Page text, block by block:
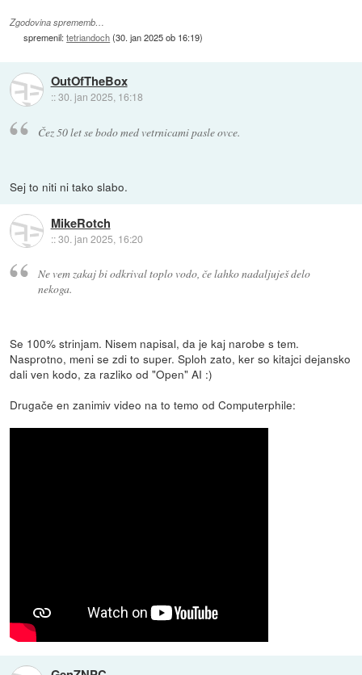
Zgodovina sprememb…
spremenil:tetriandoch(30. jan 2025 ob 16:19)
OutOfTheBox
::30. jan 2025, 16:18
Čez 50 let se bodo med vetrnicami pasle ovce.
Sej to niti ni tako slabo.
MikeRotch
::30. jan 2025, 16:20
Ne vem zakaj bi odkrival toplo vodo, če lahko nadaljuješ delo
nekoga.
Se 100% strinjam. Nisem napisal, da je kaj narobe s tem.
Nasprotno, meni se zdi to super. Sploh zato, ker so kitajci dejansko
dali ven kodo, za razliko od "Open" AI :)
Drugače en zanimiv video na to temo od Computerphile: